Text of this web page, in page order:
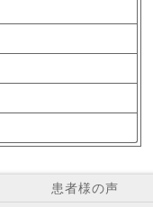
患者様の声